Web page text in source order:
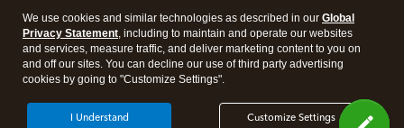
Legal Privacy Security
We use cookies and similar technologies as described in our Global
Privacy Statement, including to maintain and operate our websites
and services, measure traffic, and deliver marketing content to you on
and off our sites. You can decline our use of third party advertising
cookies by going to "Customize Settings".
Customize Settings
I Understand